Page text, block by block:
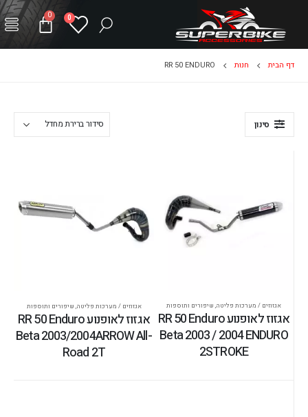
0
0
דף הבית חנות RR 50 ENDURO
סינון
אגזוזים / מערכות פליטה, שיפורים ותוספות
אגזוז לאופנוע RR 50 Enduro
Beta 2003 / 2004 ENDURO
2STROKE
אגזוזים / מערכות פליטה, שיפורים ותוספות
אגזוז לאופנוע RR 50 Enduro
Beta 2003/2004ARROW All-
Road 2T